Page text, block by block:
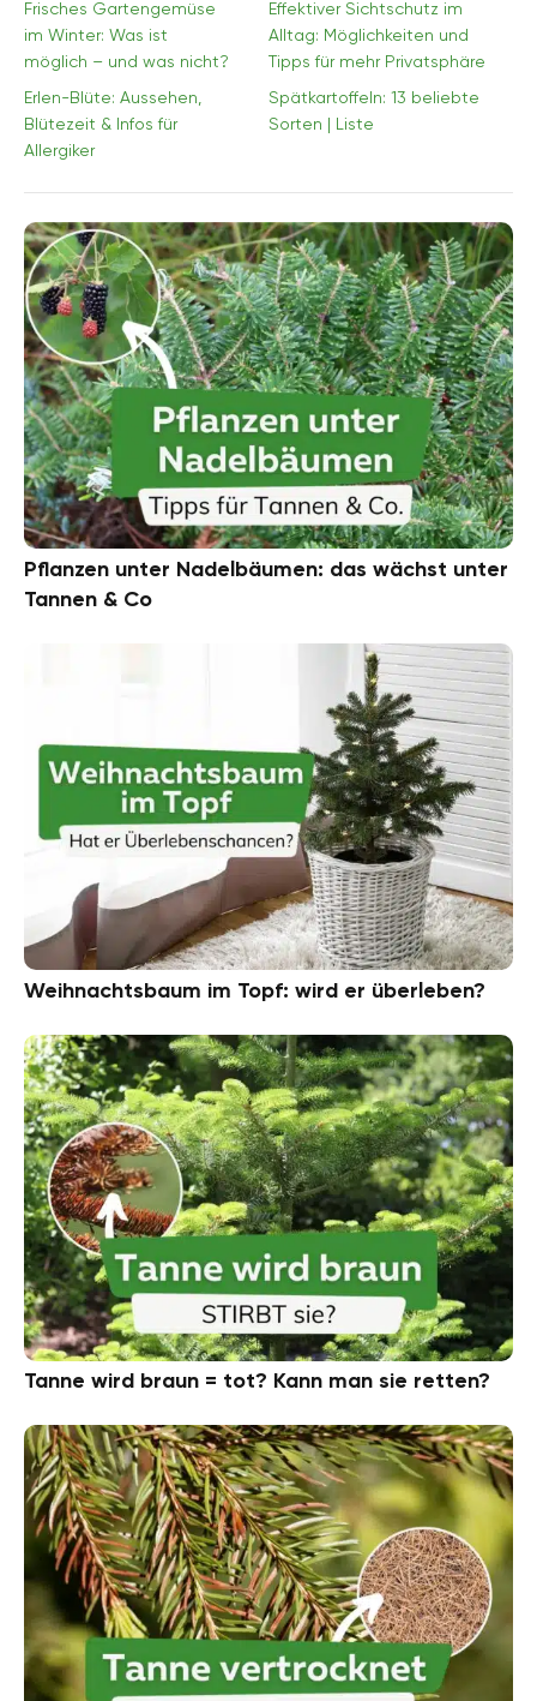
Frisches Gartengemüse
im Winter: Was ist
möglich – und was nicht?
Effektiver Sichtschutz im
Alltag: Möglichkeiten und
Tipps für mehr Privatsphäre
Erlen-Blüte: Aussehen,
Blütezeit & Infos für
Allergiker
Spätkartoffeln: 13 beliebte
Sorten | Liste
Pflanzen unter Nadelbäumen: das wächst unter
Tannen & Co
Weihnachtsbaum im Topf: wird er überleben?
Tanne wird braun = tot? Kann man sie retten?